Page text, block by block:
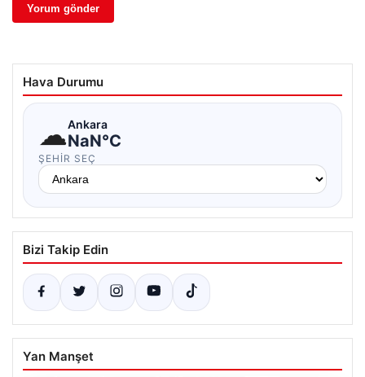
Hava Durumu
☁Ankara
NaN°C
ŞEHIR SEÇ
Bizi Takip Edin
Yan Manşet